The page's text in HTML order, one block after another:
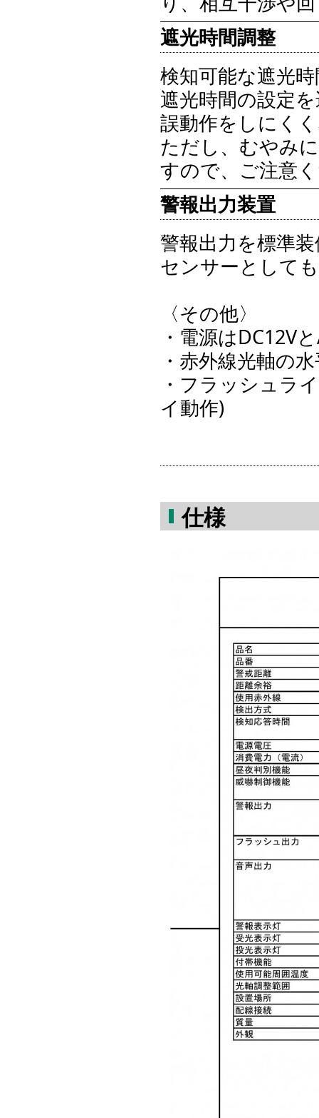
遮光時間調整
検知可能な遮光
遮光時間の設定
誤動作をしにく
ただし、むやみ
すので、ご注意
警報出力装置
警報出力を標準
センサーとして
〈その他〉
・電源はDC12V
・赤外線光軸の
・フラッシュラ
イ動作)
仕様